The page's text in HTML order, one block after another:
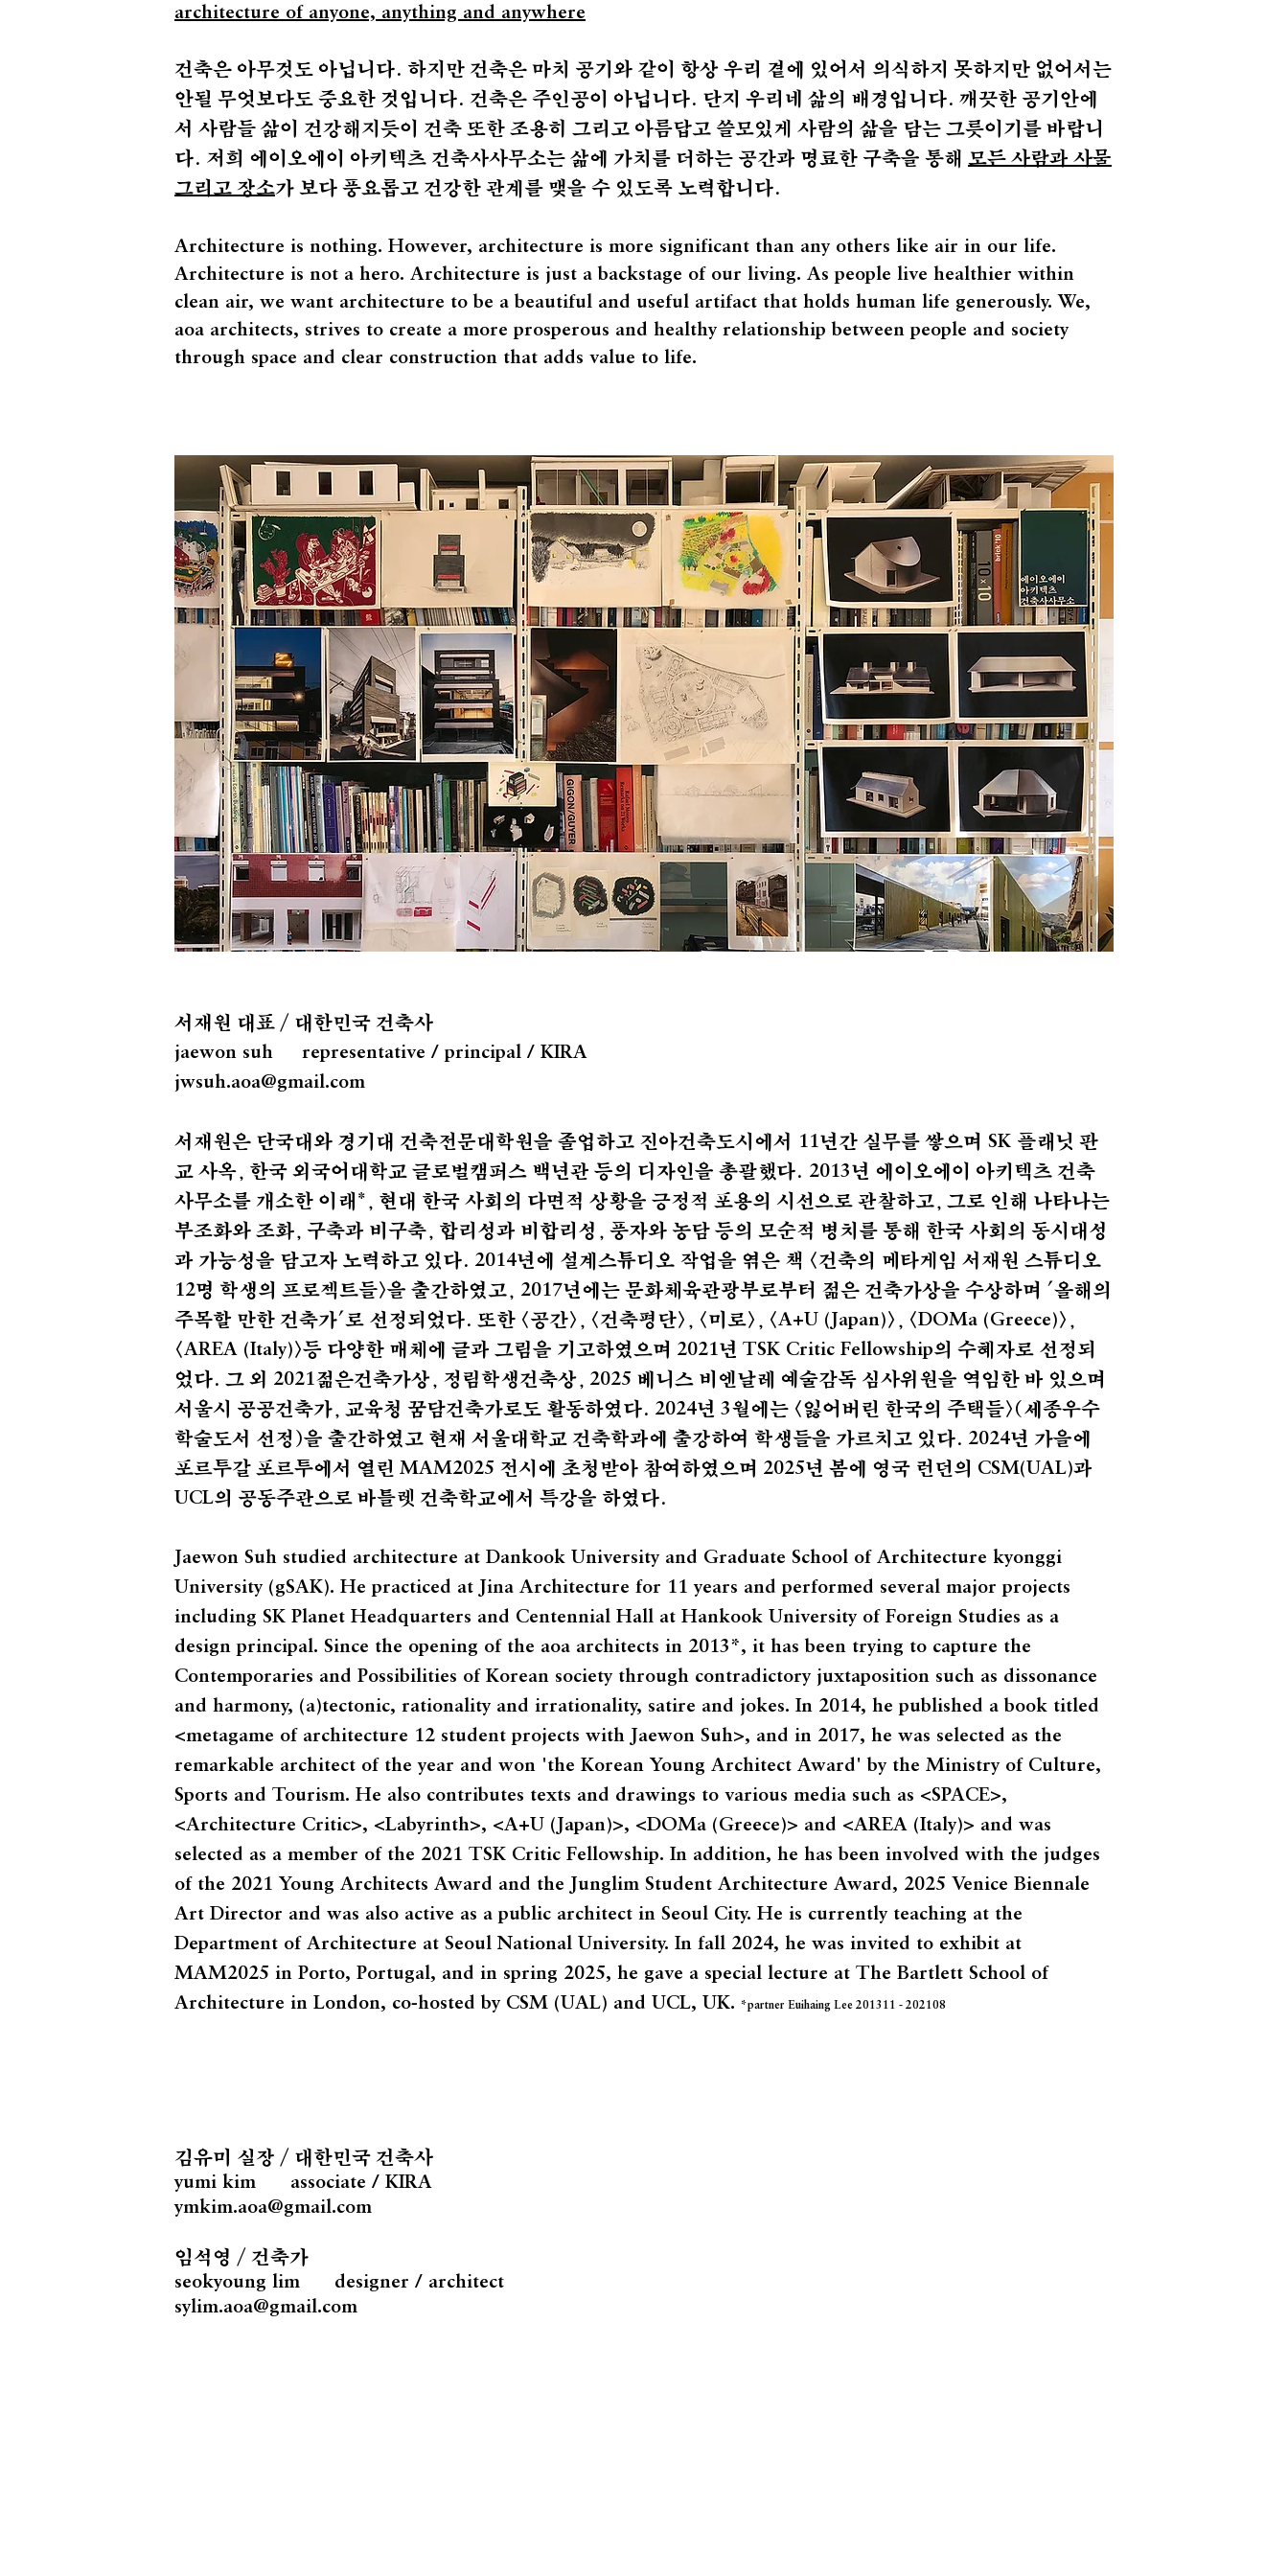
architecture of anyone, anything and anywhere
건축은 아무것도 아닙니다. 하지만 건축은 마치 공기와 같이 항상 우리 곁에 있어서 의식하지 못하지만 없어서는
안될 무엇보다도 중요한 것입니다. 건축은 주인공이 아닙니다. 단지 우리네 삶의 배경입니다. 깨끗한 공기안에
서 사람들 삶이 건강해지듯이 건축 또한 조용히 그리고 아름답고 쓸모있게 사람의 삶을 담는 그릇이기를 바랍니
다. 저희 에이오에이 아키텍츠 건축사사무소는 삶에 가치를 더하는 공간과 명료한 구축을 통해 모든 사람과 사물
그리고 장소가 보다 풍요롭고 건강한 관계를 맺을 수 있도록 노력합니다.
Architecture is nothing. However, architecture is more significant than any others like air in our life.
Architecture is not a hero. Architecture is just a backstage of our living. As people live healthier within
clean air, we want architecture to be a beautiful and useful artifact that holds human life generously. We,
aoa architects, strives to create a more prosperous and healthy relationship between people and society
through space and clear construction that adds value to life.
서재원 대표 / 대한민국 건축사
jaewon suh representative / principal / KIRA
jwsuh.aoa@gmail.com
서재원은 단국대와 경기대 건축전문대학원을 졸업하고 진아건축도시에서 11년간 실무를 쌓으며 SK 플래닛 판
교 사옥, 한국 외국어대학교 글로벌캠퍼스 백년관 등의 디자인을 총괄했다. 2013년 에이오에이 아키텍츠 건축
사무소를 개소한 이래*, 현대 한국 사회의 다면적 상황을 긍정적 포용의 시선으로 관찰하고, 그로 인해 나타나는
부조화와 조화, 구축과 비구축, 합리성과 비합리성, 풍자와 농담 등의 모순적 병치를 통해 한국 사회의 동시대성
과 가능성을 담고자 노력하고 있다. 2014년에 설계스튜디오 작업을 엮은 책 <건축의 메타게임 서재원 스튜디오
12명 학생의 프로젝트들>을 출간하였고, 2017년에는 문화체육관광부로부터 젊은 건축가상을 수상하며 '올해의
주목할 만한 건축가'로 선정되었다. 또한 <공간>, <건축평단>, <미로>, <A+U (Japan)>, <DOMa (Greece)>,
<AREA (Italy)>등 다양한 매체에 글과 그림을 기고하였으며 2021년 TSK Critic Fellowship의 수혜자로 선정되
었다. 그 외 2021젊은건축가상, 정림학생건축상, 2025 베니스 비엔날레 예술감독 심사위원을 역임한 바 있으며
서울시 공공건축가, 교육청 꿈담건축가로도 활동하였다. 2024년 3월에는 <잃어버린 한국의 주택들>(세종우수
학술도서 선정)을 출간하였고 현재 서울대학교 건축학과에 출강하여 학생들을 가르치고 있다. 2024년 가을에
포르투갈 포르투에서 열린 MAM2025 전시에 초청받아 참여하였으며 2025년 봄에 영국 런던의 CSM(UAL)과
UCL의 공동주관으로 바틀렛 건축학교에서 특강을 하였다.
Jaewon Suh studied architecture at Dankook University and Graduate School of Architecture kyonggi
University (gSAK). He practiced at Jina Architecture for 11 years and performed several major projects
including SK Planet Headquarters and Centennial Hall at Hankook University of Foreign Studies as a
design principal. Since the opening of the aoa architects in 2013*, it has been trying to capture the
Contemporaries and Possibilities of Korean society through contradictory juxtaposition such as dissonance
and harmony, (a)tectonic, rationality and irrationality, satire and jokes. In 2014, he published a book titled
<metagame of architecture 12 student projects with Jaewon Suh>, and in 2017, he was selected as the
remarkable architect of the year and won 'the Korean Young Architect Award' by the Ministry of Culture,
Sports and Tourism. He also contributes texts and drawings to various media such as <SPACE>,
<Architecture Critic>, <Labyrinth>, <A+U (Japan)>, <DOMa (Greece)> and <AREA (Italy)> and was
selected as a member of the 2021 TSK Critic Fellowship. In addition, he has been involved with the judges
of the 2021 Young Architects Award and the Junglim Student Architecture Award, 2025 Venice Biennale
Art Director and was also active as a public architect in Seoul City. He is currently teaching at the
Department of Architecture at Seoul National University. In fall 2024, he was invited to exhibit at
MAM2025 in Porto, Portugal, and in spring 2025, he gave a special lecture at The Bartlett School of
Architecture in London, co-hosted by CSM (UAL) and UCL, UK. *partner Euihaing Lee 201311 - 202108
김유미 실장 / 대한민국 건축사
yumi kim associate / KIRA
ymkim.aoa@gmail.com
임석영 / 건축가
seokyoung lim designer / architect
sylim.aoa@gmail.com